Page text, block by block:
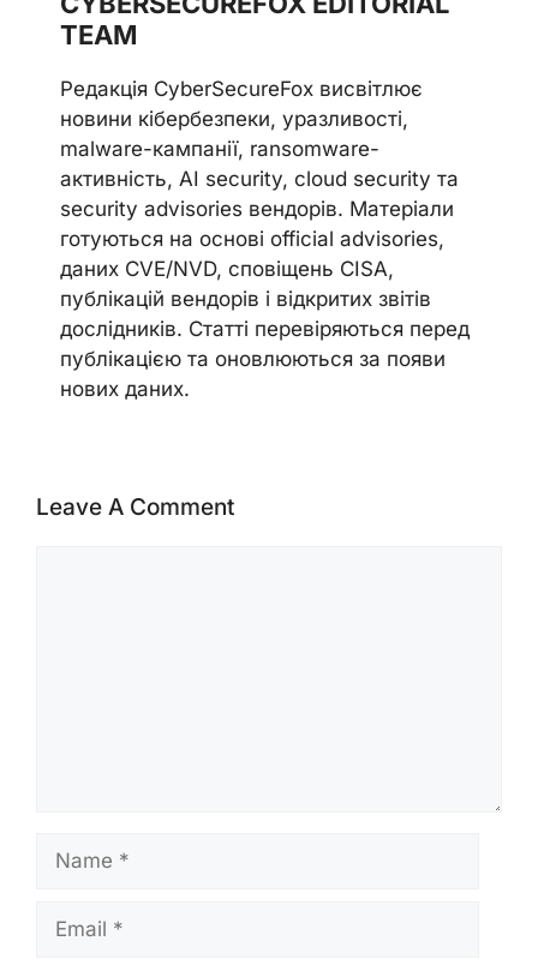
TEAM
Редакція CyberSecureFox висвітлює
новини кібербезпеки, уразливості,
malware-кампанії, ransomware-
активність, AI security, cloud security та
security advisories вендорів. Матеріали
готуються на основі official advisories,
даних CVE/NVD, сповіщень CISA,
публікацій вендорів і відкритих звітів
дослідників. Статті перевіряються перед
публікацією та оновлюються за появи
нових даних.
Leave A Comment
Name
Email